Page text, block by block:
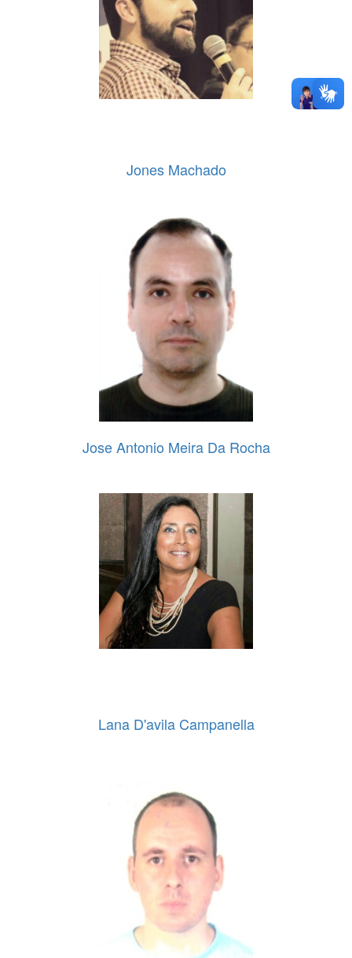
Jones Machado
Jose Antonio Meira Da Rocha
Lana D'avila Campanella